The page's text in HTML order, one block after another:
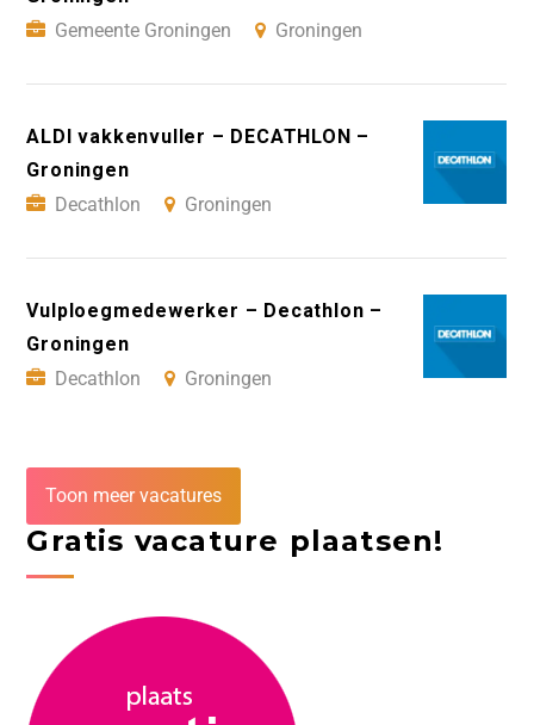
Gemeente Groningen
Groningen
ALDI vakkenvuller – DECATHLON –
Groningen
Decathlon
Groningen
Vulploegmedewerker – Decathlon –
Groningen
Decathlon
Groningen
Toon meer vacatures
Gratis vacature plaatsen!